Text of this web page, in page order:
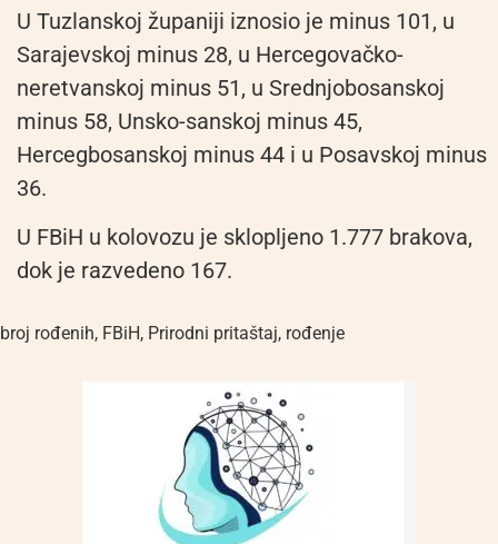
U Tuzlanskoj županiji iznosio je minus 101, u
Sarajevskoj minus 28, u Hercegovačko-
neretvanskoj minus 51, u Srednjobosanskoj
minus 58, Unsko-sanskoj minus 45,
Hercegbosanskoj minus 44 i u Posavskoj minus
36.
U FBiH u kolovozu je sklopljeno 1.777 brakova,
dok je razvedeno 167.
broj rođenih, FBiH, Prirodni pritaštaj, rođenje